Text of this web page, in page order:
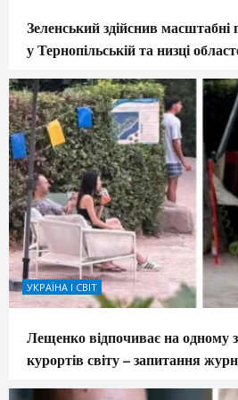
Зеленський здійснив
у Тернопільській та низці
УКРАЇНА І СВІТ
Лещенко відпочиває на одному
курортів світу – запитання